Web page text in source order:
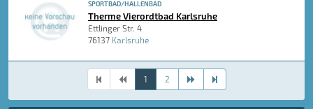
SPORTBAD/HALLENBAD
Therme Vierordtbad Karlsruhe
Ettlinger Str. 4
76137 Karlsruhe
1 2